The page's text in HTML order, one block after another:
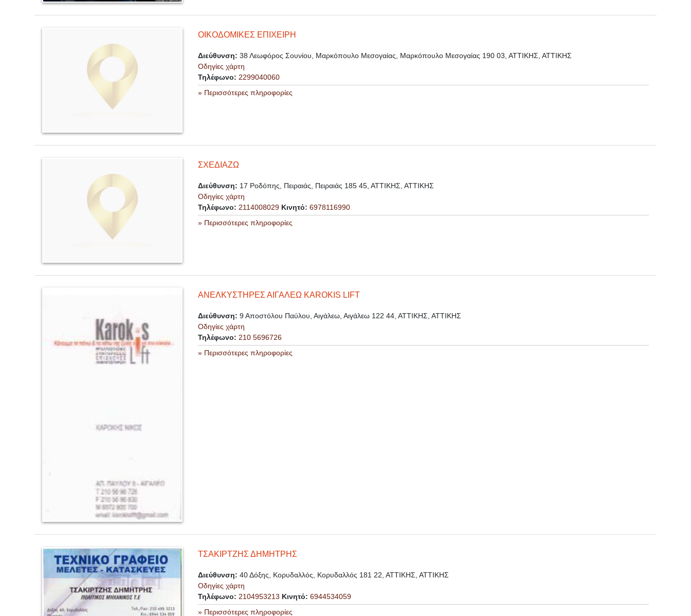
ΟΙΚΟΔΟΜΙΚΕΣ ΕΠΙΧΕΙΡΗ
Διεύθυνση: 38 Λεωφόρος Σουνίου, Μαρκόπουλο Μεσογαίας, Μαρκόπουλο Μεσογαίας 190 03, ΑΤΤΙΚΗΣ, ΑΤΤΙΚΗΣ
Οδηγίες χάρτη
Τηλέφωνο: 2299040060
» Περισσότερες πληροφορίες
ΣΧΕΔΙΑΖΩ
Διεύθυνση: 17 Ροδόπης, Πειραιάς, Πειραιάς 185 45, ΑΤΤΙΚΗΣ, ΑΤΤΙΚΗΣ
Οδηγίες χάρτη
Τηλέφωνο: 2114008029 Κινητό: 6978116990
» Περισσότερες πληροφορίες
ΑΝΕΛΚΥΣΤΗΡΕΣ ΑΙΓΑΛΕΩ KAROKIS LIFT
Διεύθυνση: 9 Αποστόλου Παύλου, Αιγάλεω, Αιγάλεω 122 44, ΑΤΤΙΚΗΣ, ΑΤΤΙΚΗΣ
Οδηγίες χάρτη
Τηλέφωνο: 210 5696726
» Περισσότερες πληροφορίες
ΤΣΑΚΙΡΤΖΗΣ ΔΗΜΗΤΡΗΣ
Διεύθυνση: 40 Δόξης, Κορυδαλλός, Κορυδαλλός 181 22, ΑΤΤΙΚΗΣ, ΑΤΤΙΚΗΣ
Οδηγίες χάρτη
Τηλέφωνο: 2104953213 Κινητό: 6944534059
» Περισσότερες πληροφορίες